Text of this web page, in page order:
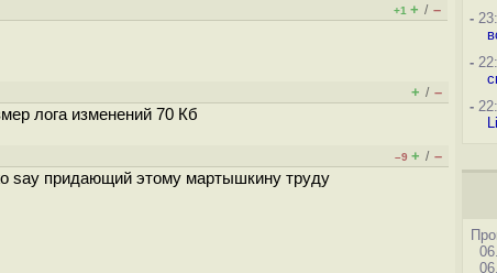
+1 + / –
+ / –
лога изменений 70 Кб
–9 + / –
say придающий этому мартышкину труду
-
-
-